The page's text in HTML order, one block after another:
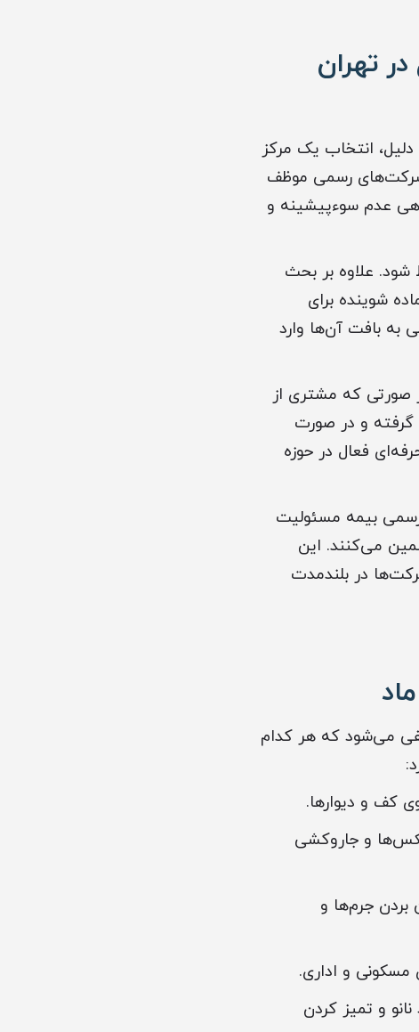
تهران
انتخاب یک مرکز
شرکت‌های رسمی موظف
عدم سوءپیشینه و
شود. علاوه بر بحث
شوینده برای
بافت آن‌ها وارد
صورتی که مشتری از
گرفته و در صورت
فعال در حوزه
رسمی بیمه مسئولیت
می‌کنند. این
در بلندمدت
می‌شود که هر کدام
کف و دیوارها.
و جاروکشی
بردن جرم‌ها و
و اداری.
و تمیز کردن